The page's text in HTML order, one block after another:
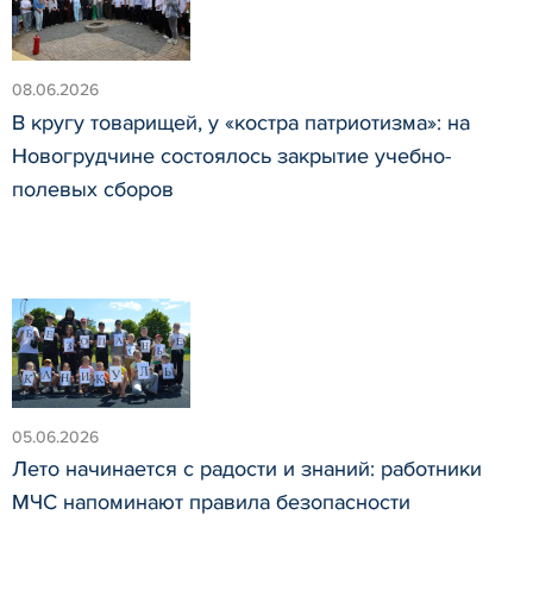
08.06.2026
В кругу товарищей, у «костра патриотизма»: на
Новогрудчине состоялось закрытие учебно-
полевых сборов
05.06.2026
Лето начинается с радости и знаний: работники
МЧС напоминают правила безопасности